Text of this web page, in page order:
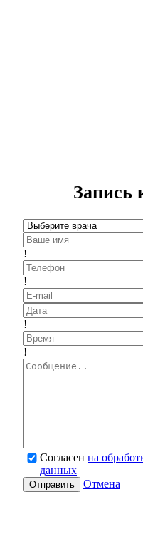
Запись
!
!
!
!
Согласен на
данных
Отправить Отмена